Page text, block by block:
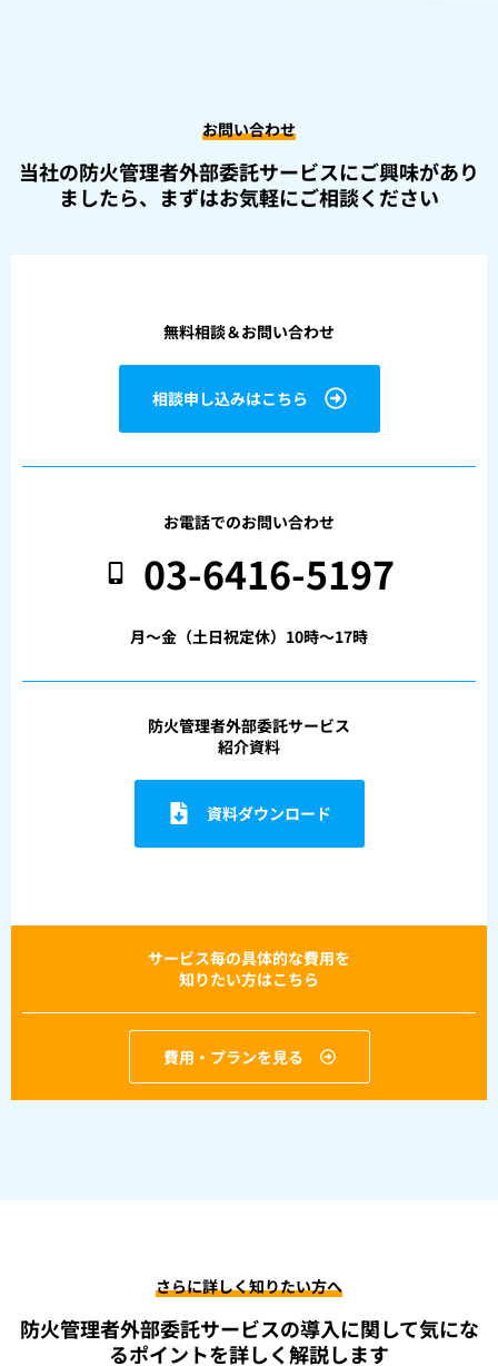
お問い合わせ
当社の防火管理者外部委託サービスにご興味があり
ましたら、 まずはお気軽にご相談ください
無料相談＆お問い合わせ
相談申し込みはこちら
お電話でのお問い合わせ
03-6416-5197
月〜金（土日祝定休）10時〜17時
防火管理者外部委託サービス
紹介資料
資料ダウンロード
サービス毎の具体的な費用を
知りたい方はこちら
費用・プランを見る
さらに詳しく知りたい方へ
防火管理者外部委託サービスの導入に関して気にな
るポイントを詳しく解説します